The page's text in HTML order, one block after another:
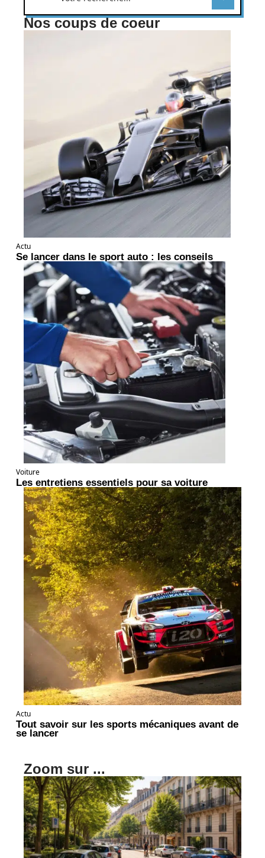
Nos coups de coeur
Actu
Se lancer dans le sport auto : les conseils
Voiture
Les entretiens essentiels pour sa voiture
Actu
Tout savoir sur les sports mécaniques avant de
se lancer
Zoom sur ...